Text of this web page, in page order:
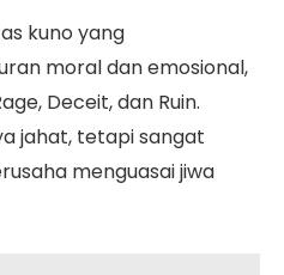
kuno yang
moral dan emosional,
Deceit, dan Ruin.
jahat, tetapi sangat
menguasai jiwa